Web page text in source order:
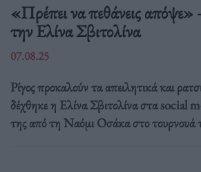
«Πρέπει να πεθάνεις
την Ελίνα Σβιτολίνα
07.08.25
Ρίγος προκαλούν τα απειλητικά και
δέχθηκε η Ελίνα Σβιτολίνα στα social
της από τη Ναόμι Οσάκα στο τουρνουά